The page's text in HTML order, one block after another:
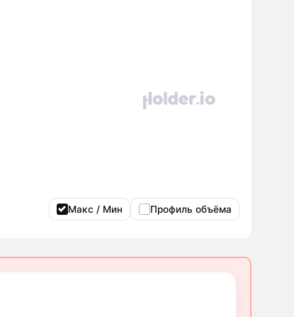
Макс / Мин Профиль объёма